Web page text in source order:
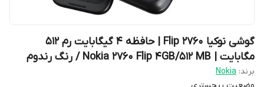
گوشی نوکیا 2760 Flip | حافظه 4 گیگابایت رم 512
مگابایت | Nokia 2760 Flip 4GB/512 MB / رنگ رندوم
برند: Nokia